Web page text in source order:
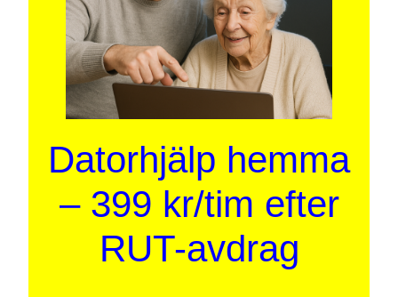
Datorhjälp hemma
– 399 kr/tim efter
RUT-avdrag